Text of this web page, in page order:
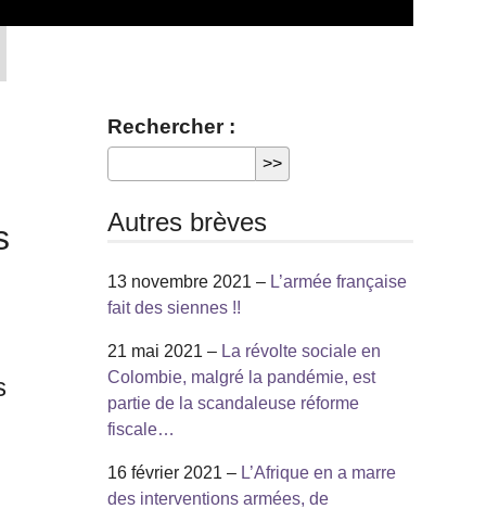
Rechercher :
Autres brèves
13 novembre 2021 – L’armée française
fait des siennes !!
21 mai 2021 – La révolte sociale en
Colombie, malgré la pandémie, est
partie de la scandaleuse réforme
fiscale…
16 février 2021 – L’Afrique en a marre
des interventions armées, de